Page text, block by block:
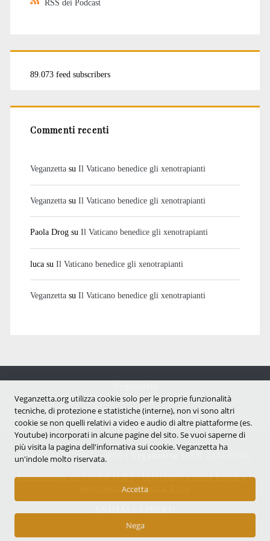
RSS dei Podcast
89.073 feed subscribers
Commenti recenti
Veganzettasu Il Vaticano benedice gli xenotrapianti
Veganzettasu Il Vaticano benedice gli xenotrapianti
Paola Drogsu Il Vaticano benedice gli xenotrapianti
lucasu Il Vaticano benedice gli xenotrapianti
Veganzettasu Il Vaticano benedice gli xenotrapianti
Notizie dal mondo vegan e antispecista
Copyright © 2007 - 2026 |
Informativa sui cookie (UE)|Informativa sulla Privacy|
Avvertenze e Licenza d'uso
Veganzetta.org utilizza cookie solo per le proprie funzionalità
tecniche, di protezione e statistiche (interne), non vi sono altri
cookie se non quelli relativi a video e audio di altre piattaforme (es.
Youtube) incorporati in alcune pagine del sito. Se vuoi saperne di
più visita la pagina dell'infornativa sui cookie. Veganzetta ha
un'indole molto riservata.
Accetta
Nega